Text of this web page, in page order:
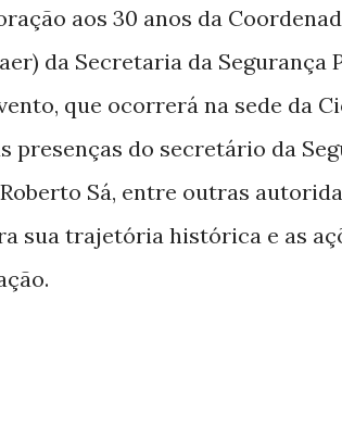
aos 30 anos da
da Secretaria da Segurança
que ocorrerá na sede da
presenças do secretário da
Sá, entre outras
sua trajetória histórica e as